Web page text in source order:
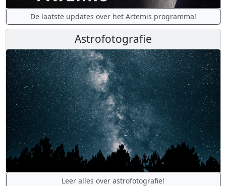
De laatste updates over het Artemis programma!
Astrofotografie
Leer alles over astrofotografie!